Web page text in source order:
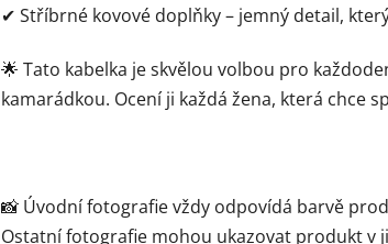
✔ Stříbrné kovové doplňky – jemný detail,
🌟 Tato kabelka je skvělou volbou pro
kamarádkou. Ocení ji každá žena, která chce
📸 Úvodní fotografie vždy odpovídá barvě
Ostatní fotografie mohou ukazovat produkt v